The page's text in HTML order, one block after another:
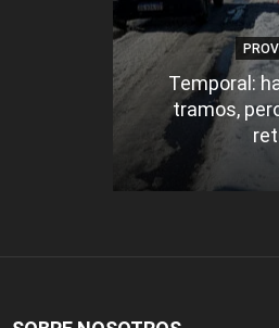
Temporal:
tramos,